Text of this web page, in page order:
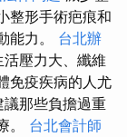
整形手術疤痕和
能力。 台北辦
壓力大、纖維
免疫疾病的人尤
議那些負擔過重
。 台北會計師